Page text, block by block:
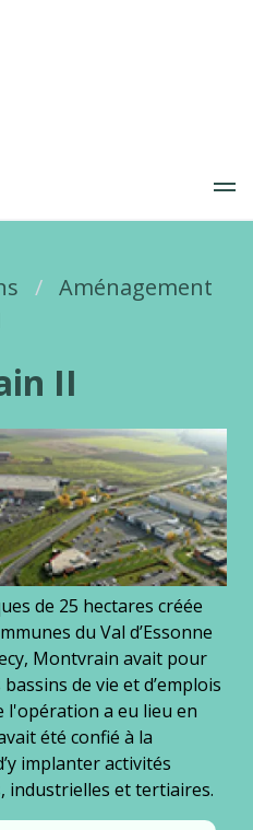
Aménagement
II
de 25 hectares créée
du Val d’Essonne
Montvrain avait pour
de vie et d’emplois
l'opération a eu lieu en
été confié à la
implanter activités
industrielles et tertiaires.